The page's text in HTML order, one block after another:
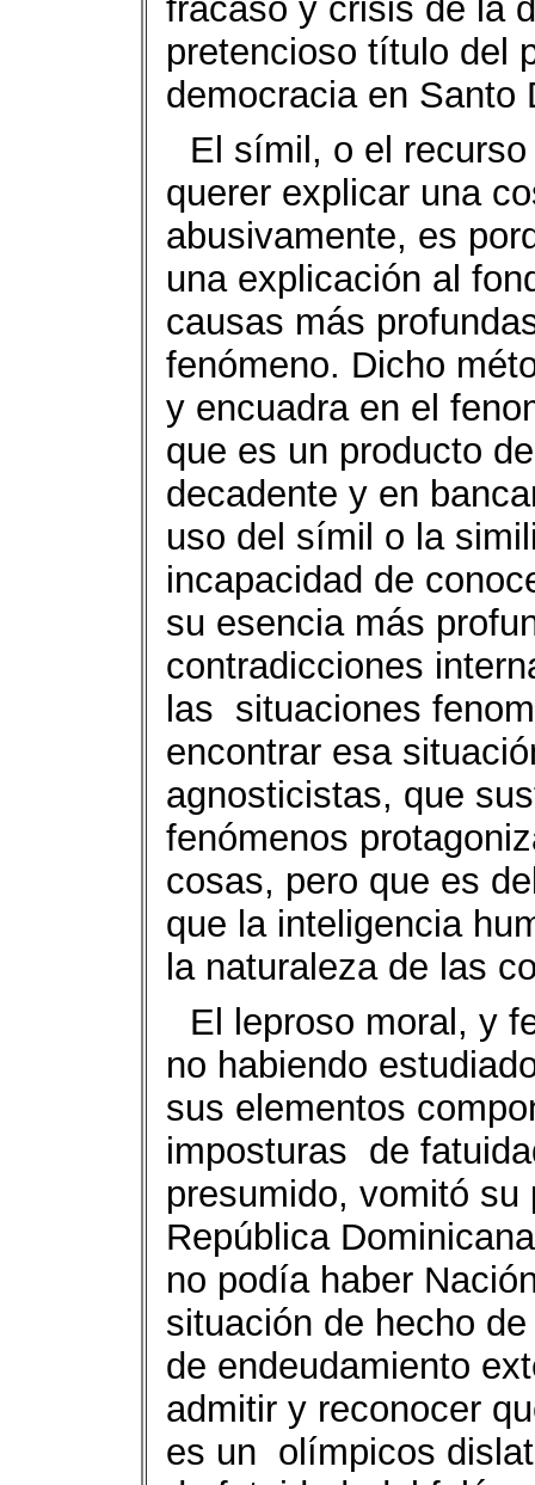
fracaso y crisis de la
pretencioso título del
democracia en Santo
El símil, o el
querer explicar una
abusivamente, es
una explicación al
causas más
fenómeno. Dicho
y encuadra en el
que es un producto
decadente y en
uso del símil o la
incapacidad de
su esencia más
contradicciones
las situaciones
encontrar esa
agnosticistas, que
fenómenos
cosas, pero que es
que la inteligencia
la naturaleza de las
El leproso moral, y
no habiendo
sus elementos
imposturas de
presumido, vomitó
República
no podía haber
situación de hecho
de endeudamiento
admitir y reconocer
es un olímpicos